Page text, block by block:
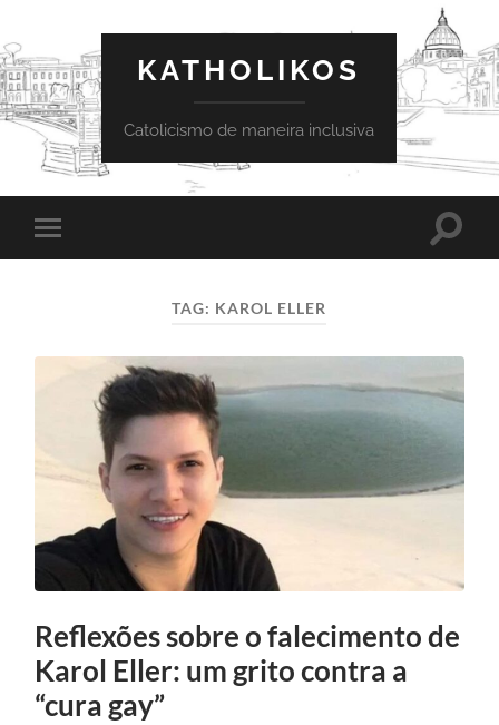
KATHOLIKOS
Catolicismo de maneira inclusiva
Toggle
mobile
Toggle
TAG: KAROL ELLER
Reflexões sobre o falecimento de
Karol Eller: um grito contra a
“cura gay”